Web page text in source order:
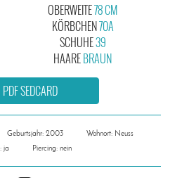
OBERWEITE78 CM
KÖRBCHEN70A
SCHUHE39
HAAREBRAUN
PDF SEDCARD
Geburtsjahr: 2003
Wohnort: Neuss
ja
Piercing: nein